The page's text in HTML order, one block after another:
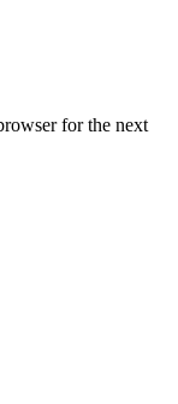
for the next